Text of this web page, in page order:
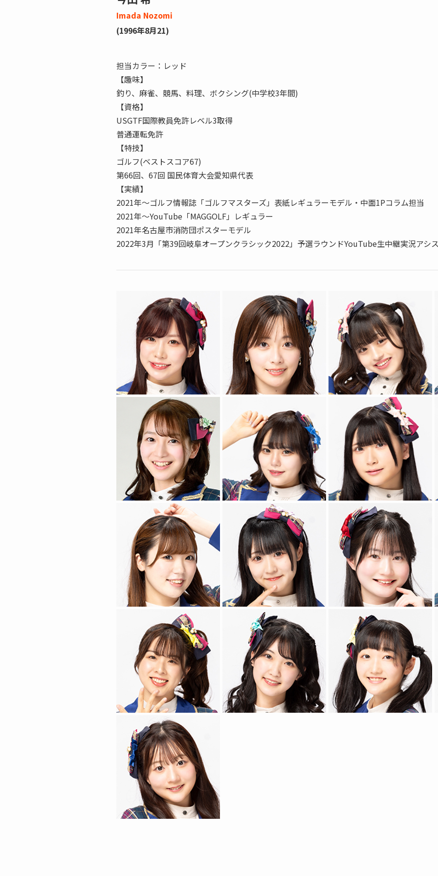
Imada Nozomi
(1996年8月21)
担当カラー：レッド
【趣味】
釣り、麻雀、競馬、料理、ボクシング(中学校3年間)
【資格】
USGTF国際教員免許レベル3取得
普通運転免許
【特技】
ゴルフ(ベストスコア67)
第66回、67回 国民体育大会愛知県代表
【実績】
2021年〜ゴルフ情報誌「ゴルフマスターズ」表紙レギュラーモデル・中面1Pコラム担当
2021年〜YouTube「MAGGOLF」レギュラー
2021年名古屋市消防団ポスターモデル
2022年3月「第39回岐阜オープンクラシック2022」予選ラウンドYouTube生中継実況アシ